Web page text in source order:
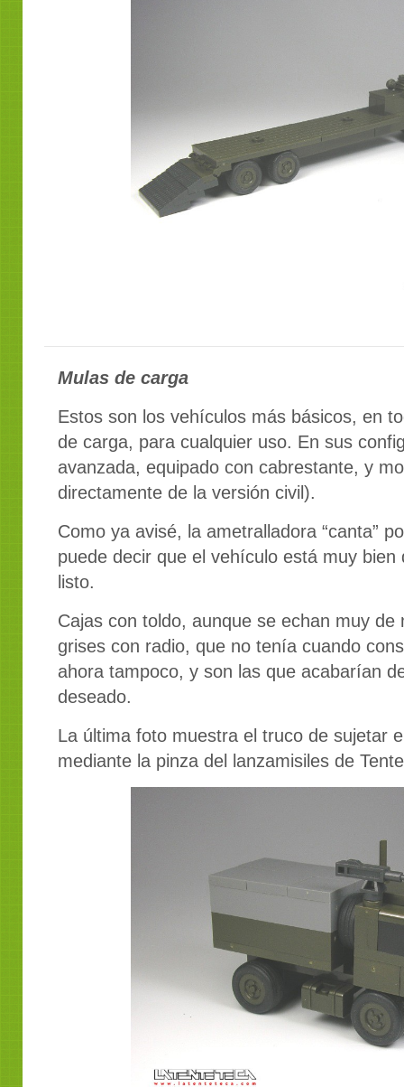
Mulas de carga
Estos son los vehículos más básicos, en
de carga, para cualquier uso. En sus
avanzada, equipado con cabrestante, y
directamente de la versión civil).
Como ya avisé, la ametralladora “canta”
puede decir que el vehículo está muy
listo.
Cajas con toldo, aunque se echan muy de
grises con radio, que no tenía cuando
ahora tampoco, y son las que acabarían
deseado.
La última foto muestra el truco de sujetar
mediante la pinza del lanzamisiles de